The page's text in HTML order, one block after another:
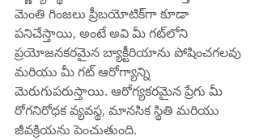
మెంతి గింజలు ప్రీబయోటిక్‌గా కూడా
పనిచేస్తాయి, అంటే అవి మీ గట్‌లోని
ప్రయోజనకరమైన బ్యాక్టీరియాను పోషించగలవు
మరియు మీ గట్ ఆరోగ్యాన్ని
మెరుగుపరుస్తాయి. ఆరోగ్యకరమైన ప్రేగు మీ
రోగనిరోధక వ్యవస్థ, మానసిక స్థితి మరియు
జీవక్రియను పెంచుతుంది.